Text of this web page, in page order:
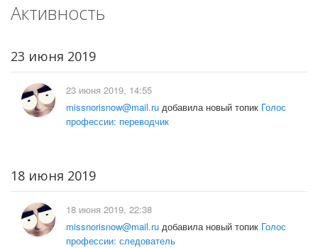
Активность
23 июня 2019
23 июня 2019, 14:55
missnorisnow@mail.ru добавила новый топик Голос
профессии: переводчик
18 июня 2019
18 июня 2019, 22:38
missnorisnow@mail.ru добавила новый топик Голос
профессии: следователь